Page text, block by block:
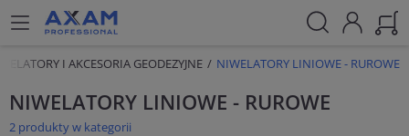
I AKCESORIA GEODEZYJNE NIWELATORY LINIOWE - RUROWE
NIWELATORY LINIOWE - RUROWE
2 produkty w kategorii